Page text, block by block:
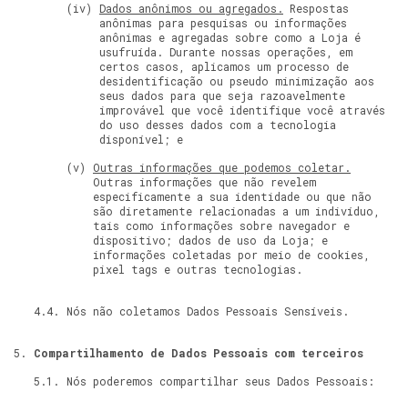
Dados anônimos ou agregados.
Respostas
anônimas para pesquisas ou informações
anônimas e agregadas sobre como a Loja é
usufruída. Durante nossas operações, em
certos casos, aplicamos um processo de
desidentificação ou pseudo minimização aos
seus dados para que seja razoavelmente
improvável que você identifique você através
do uso desses dados com a tecnologia
disponível; e
Outras informações que podemos coletar.
Outras informações que não revelem
especificamente a sua identidade ou que não
são diretamente relacionadas a um indivíduo,
tais como informações sobre navegador e
dispositivo; dados de uso da Loja; e
informações coletadas por meio de cookies,
pixel tags e outras tecnologias.
Nós não coletamos Dados Pessoais Sensíveis.
Compartilhamento de Dados Pessoais com terceiros
Nós poderemos compartilhar seus Dados Pessoais: